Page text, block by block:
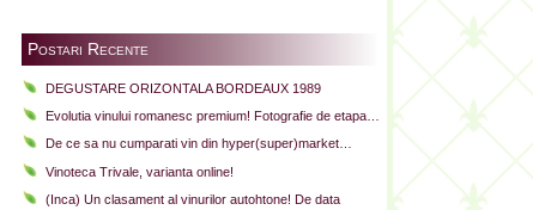
Postari Recente
DEGUSTARE ORIZONTALA BORDEAUX 1989
Evolutia vinului romanesc premium! Fotografie de etapa…
De ce sa nu cumparati vin din hyper(super)market…
Vinoteca Trivale, varianta online!
(Inca) Un clasament al vinurilor autohtone! De data